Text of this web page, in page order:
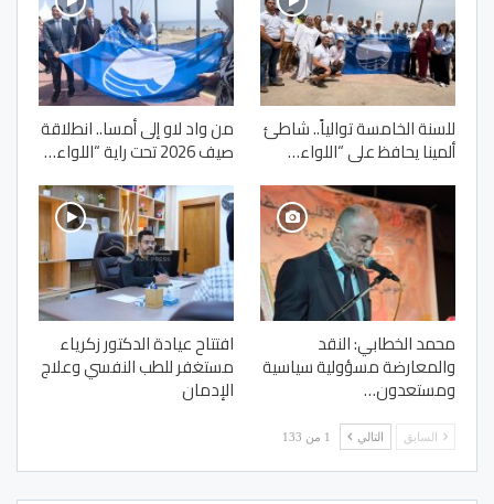
للسنة الخامسة توالياً.. شاطئ
ألمينا يحافظ على “اللواء…
من واد لاو إلى أمسا.. انطلاقة
صيف 2026 تحت راية “اللواء…
محمد الخطابي: النقد
والمعارضة مسؤولية سياسية
ومستعدون…
افتتاح عيادة الدكتور زكرياء
مستغفر للطب النفسي وعلاج
الإدمان
السابق التالي 1 من 133